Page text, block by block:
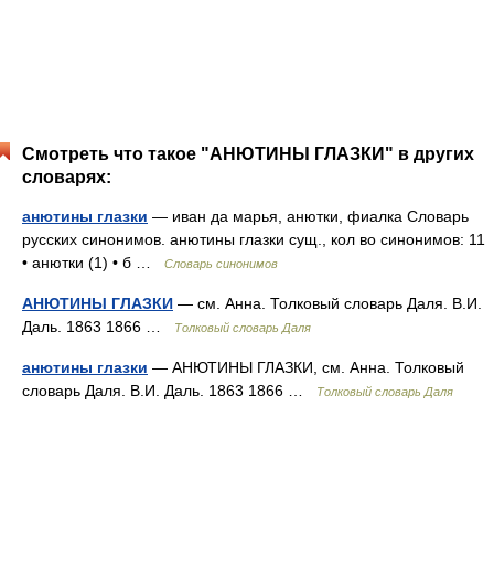
Смотреть что такое "АНЮТИНЫ ГЛАЗКИ" в других
словарях:
анютины глазки — иван да марья, анютки, фиалка Словарь
русских синонимов. анютины глазки сущ., кол во синонимов: 11
• анютки (1) • б …
Словарь синонимов
АНЮТИНЫ ГЛАЗКИ — см. Анна. Толковый словарь Даля. В.И.
Даль. 1863 1866 …
Толковый словарь Даля
анютины глазки — АНЮТИНЫ ГЛАЗКИ, см. Анна. Толковый
словарь Даля. В.И. Даль. 1863 1866 …
Толковый словарь Даля